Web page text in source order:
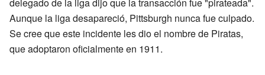
delegado de la liga dijo que la transacción fue "pirateada".
Aunque la liga desapareció, Pittsburgh nunca fue culpado.
Se cree que este incidente les dio el nombre de Piratas,
que adoptaron oficialmente en 1911.